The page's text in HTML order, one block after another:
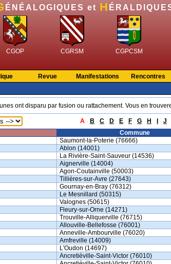
ÉNÉALOGIQUES et H
CGOP CGRSM CGPCSM
Revue Manifestations Rencontres
ont disparu par fusion ou rattachement. Vous en
A B C D E F G H J
Commune
Saumont-la-Poterie (76666)
Ablon (14001)
La Rivière-Saint-Sauveur (14536)
Aignerville (14004)
Agon-Coutainville (50003)
Tillières-sur-Avre (27643)
Gournay-en-Bray (76312)
Le Mesnillard (50315)
Valognes (50615)
Fleury-sur-Orne (14271)
Trouville-Alliquerville (76715)
Allouville-Bellefosse (76001)
Anneville-Ambourville (76020)
Amfreville (14009)
L'Oudon (14697)
Ancretiéville-Saint-Victor (76010)